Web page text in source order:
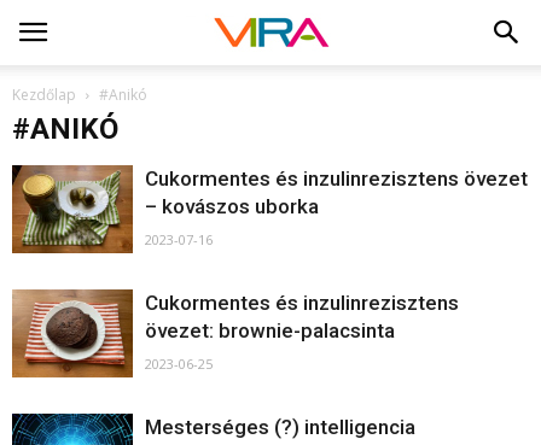
Kezdőlap #Anikó
#ANIKÓ
Cukormentes és inzulinrezisztens övezet
– kovászos uborka
2023-07-16
Cukormentes és inzulinrezisztens
övezet: brownie-palacsinta
2023-06-25
Mesterséges (?) intelligencia